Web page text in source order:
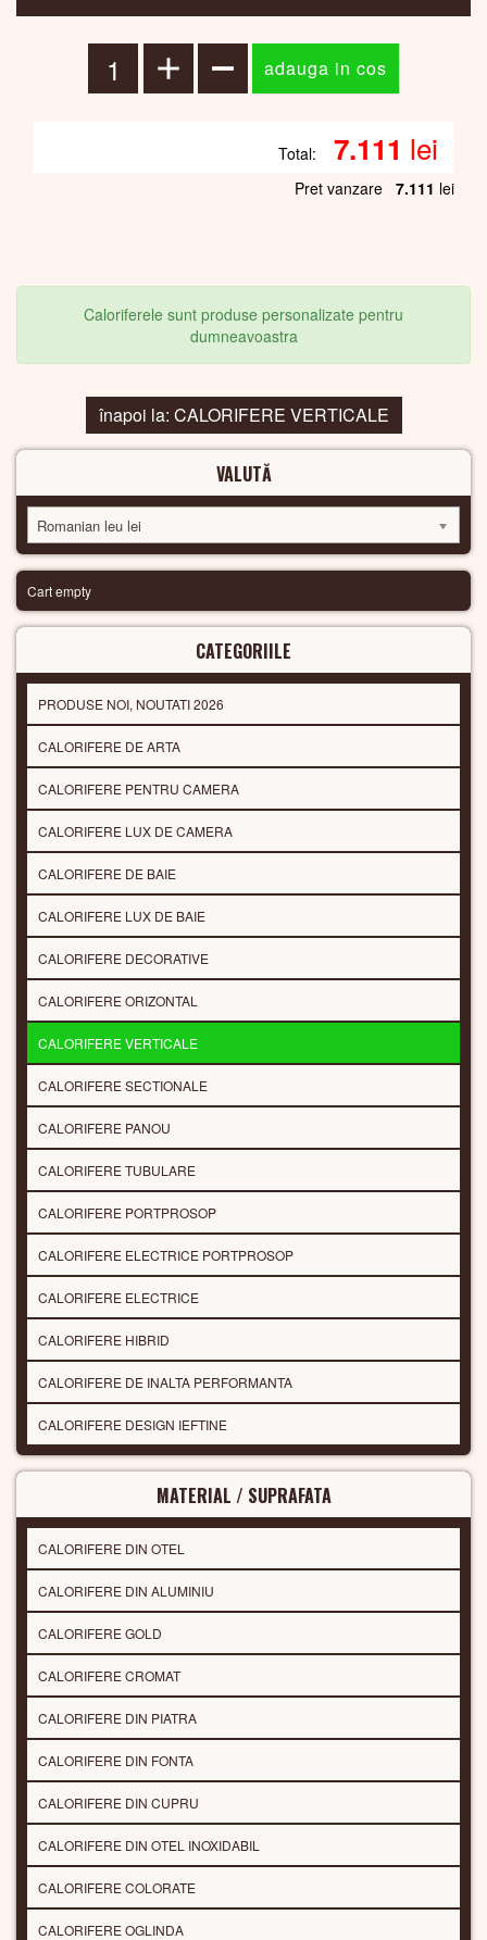
Total: 7.111 lei
Pret vanzare 7.111 lei
Caloriferele sunt produse personalizate pentru
dumneavoastra
înapoi la: CALORIFERE VERTICALE
VALUTĂ
Romanian leu lei
Cart empty
CATEGORIILE
PRODUSE NOI, NOUTATI 2026
CALORIFERE DE ARTA
CALORIFERE PENTRU CAMERA
CALORIFERE LUX DE CAMERA
CALORIFERE DE BAIE
CALORIFERE LUX DE BAIE
CALORIFERE DECORATIVE
CALORIFERE ORIZONTAL
CALORIFERE VERTICALE
CALORIFERE SECTIONALE
CALORIFERE PANOU
CALORIFERE TUBULARE
CALORIFERE PORTPROSOP
CALORIFERE ELECTRICE PORTPROSOP
CALORIFERE ELECTRICE
CALORIFERE HIBRID
CALORIFERE DE INALTA PERFORMANTA
CALORIFERE DESIGN IEFTINE
MATERIAL / SUPRAFATA
CALORIFERE DIN OTEL
CALORIFERE DIN ALUMINIU
CALORIFERE GOLD
CALORIFERE CROMAT
CALORIFERE DIN PIATRA
CALORIFERE DIN FONTA
CALORIFERE DIN CUPRU
CALORIFERE DIN OTEL INOXIDABIL
CALORIFERE COLORATE
CALORIFERE OGLINDA